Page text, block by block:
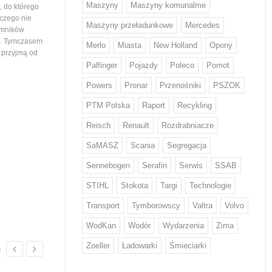
do którego
nie
Tymczasem
od
województwa podlaskiego. Tym samym
Z odpadami w Europie sobie nie
Każdy Europejczyk wytwarza średnio
w ciągu roku 132 kg odpadów
żywnościowych i 12 kg odzieżowych
i obuwniczych – wskazują dane KE.
W walce z rosnącą ilością odpadów
w tych kategoriach mają pomóc nowe
regulacje, które we wrześniu przyjął
Parlament Europejski. Wyznaczają…
wiedział nikt, stąd
mieszkańców
Volvo Trucks stawia
niskiej emisji CO2
Volvo zwiększa
o niskiej emisji CO2* w
produktach. Stal ta od
będzie wykorzystywana w
tysięcy pojazdów. Volvo
na świecie producentem,
wprowadził ten rodzaj
Maszyny Maszyny komunalme
Maszyny przeładunkowe Mercedes
Merlo Miasta New Holland Opony
Palfinger Pojazdy Poleco Pomot
Powers Pronar Przenośniki PSZOK
PTM Polska Raport Recykling
Reisch Renault Rozdrabniacze
SaMASZ Scania Segregacja
Sennebogen Serafin Serwis SSAB
STIHL Stokota Targi Technologie
Transport Tymborowscy Valtra Volvo
WodKan Wodór Wydarzenia Zima
Zoeller Ładowarki Śmieciarki